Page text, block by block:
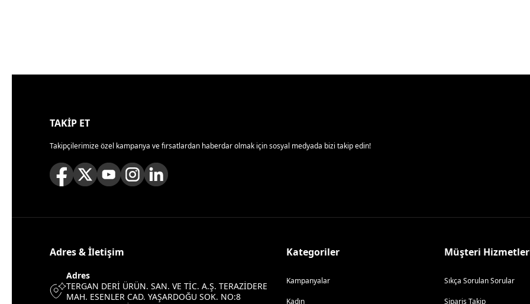
TAKİP ET
Takipçilerimize özel kampanya ve fırsatlardan haberdar olmak için sosyal medyada bizi takip edin!
Adres & İletişim
Adres
TERGAN DERİ ÜRÜN. SAN. VE TİC. A.Ş. TERAZİDERE
MAH. ESENLER CAD. YAŞARDOĞU SOK. NO:8
Kategoriler
Kampanyalar
Kadın
Müşteri
Sıkça Sorulan Sorular
Sipariş Takip